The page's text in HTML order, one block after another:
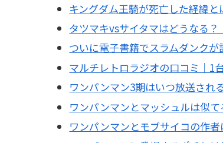
キングダム王騎が死亡した経緯
タツマキvsサイタマはどうなる
ついに電子書籍でスラムダンク
マルチレトロラジオの口コミ｜1
ワンパンマン3期はいつ放送され
ワンパンマンとマッシュルは似
ワンパンマンとモブサイコの作